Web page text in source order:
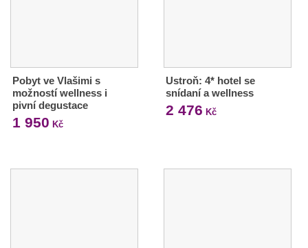
Pobyt ve Vlašimi s
možností wellness i
pivní degustace
1 950 Kč
Ustroň: 4* hotel se
snídaní a wellness
2 476 Kč